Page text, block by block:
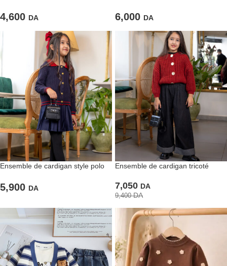
4,600 DA 6,000 DA
Ensemble de cardigan style polo
5,900 DA
Ensemble de cardigan tricoté
retroussé
7,050 DA
9,400DA